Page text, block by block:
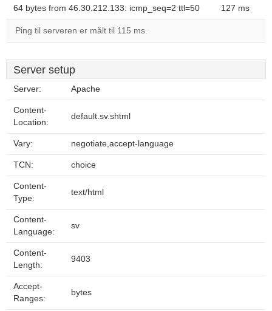
64 bytes from 46.30.212.133: icmp_seq=2 ttl=50 127 ms
Ping til serveren er målt til 115 ms.
Server setup
Server: Apache
Content-
Location:
default.sv.shtml
Vary: negotiate,accept-language
TCN: choice
Content-
Type:
text/html
Content-
Language:
sv
Content-
Length:
9403
Accept-
Ranges:
bytes